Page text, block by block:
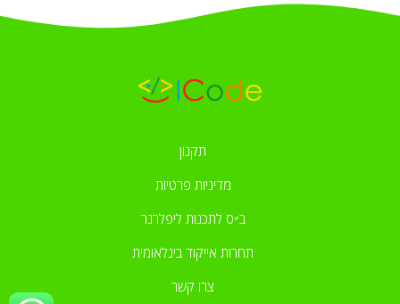
תקנון
מדיניות פרטיות
ב״ס לתכנות ליפלרנר
תחרות אייקוד בינלאומית
צרו קשר